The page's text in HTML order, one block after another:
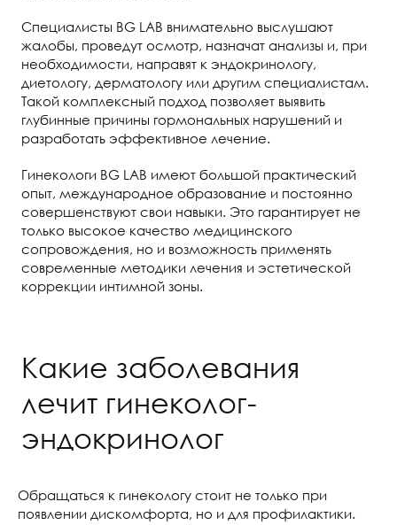
Специалисты BG LAB внимательно выслушают
жалобы, проведут осмотр, назначат анализы и, при
необходимости, направят к эндокринологу,
диетологу, дерматологу или другим специалистам.
Такой комплексный подход позволяет выявить
глубинные причины гормональных нарушений и
разработать эффективное лечение.
Гинекологи BG LAB имеют большой практический
опыт, международное образование и постоянно
совершенствуют свои навыки. Это гарантирует не
только высокое качество медицинского
сопровождения, но и возможность применять
современные методики лечения и эстетической
коррекции интимной зоны.
Какие заболевания
лечит гинеколог-
эндокринолог
Обращаться к гинекологу стоит не только при
появлении дискомфорта, но и для профилактики.